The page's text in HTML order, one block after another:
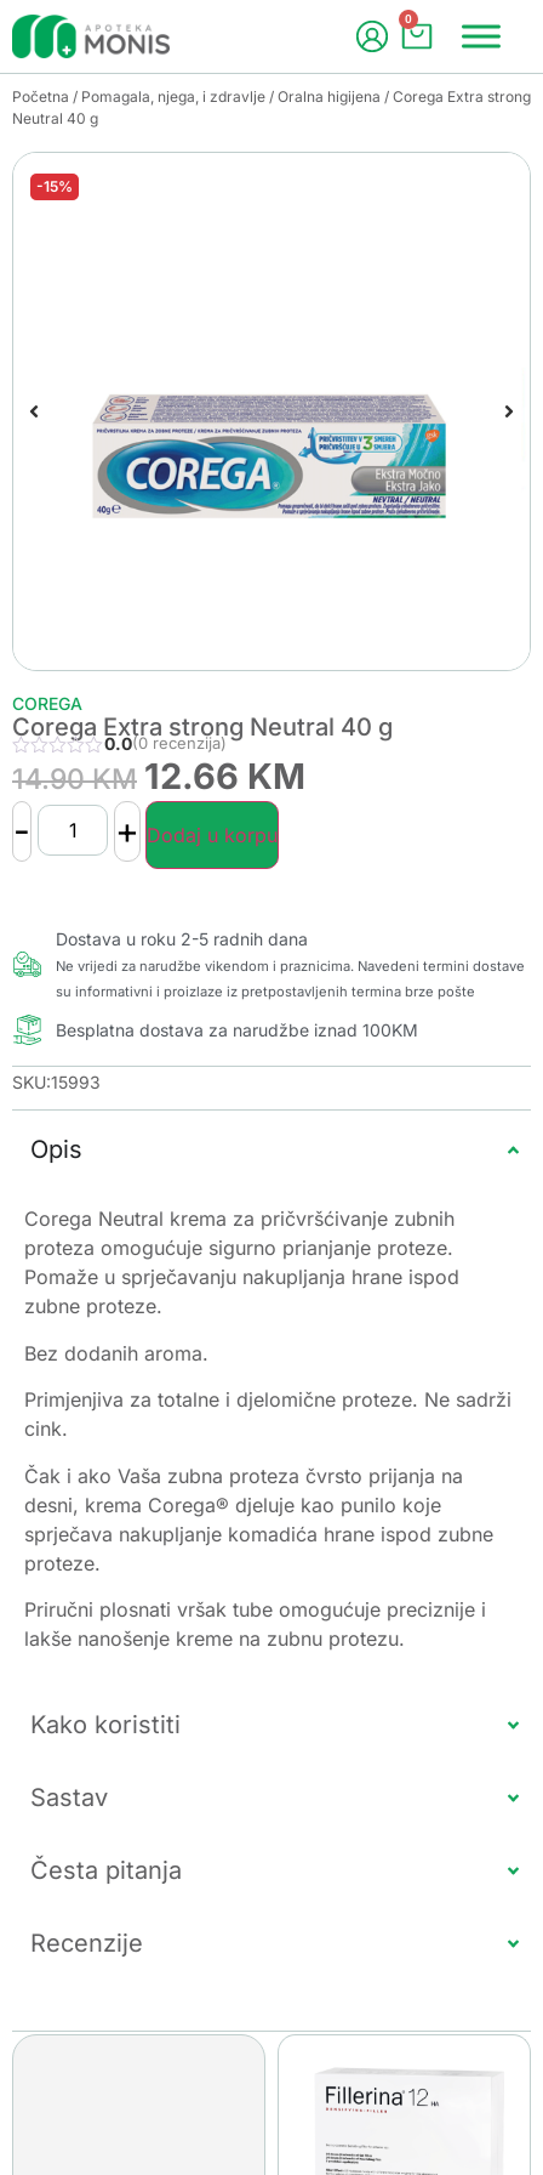
0
Početna / Pomagala, njega, i zdravlje / Oralna higijena / Corega Extra strong
Neutral 40 g
-15%
COREGA
Corega Extra strong Neutral 40 g
0.0(0 recenzija)
14.90KM 12.66 KM
- + Dodaj u korpu
Dostava u roku 2-5 radnih dana
Ne vrijedi za narudžbe vikendom i praznicima. Navedeni termini dostave
su informativni i proizlaze iz pretpostavljenih termina brze pošte
Besplatna dostava za narudžbe iznad 100KM
SKU:15993
Opis
Corega Neutral krema za pričvršćivanje zubnih
proteza omogućuje sigurno prianjanje proteze.
Pomaže u sprječavanju nakupljanja hrane ispod
zubne proteze.
Bez dodanih aroma.
Primjenjiva za totalne i djelomične proteze. Ne sadrži
cink.
Čak i ako Vaša zubna proteza čvrsto prijanja na
desni, krema Corega® djeluje kao punilo koje
sprječava nakupljanje komadića hrane ispod zubne
proteze.
Priručni plosnati vršak tube omogućuje preciznije i
lakše nanošenje kreme na zubnu protezu.
Kako koristiti
Sastav
Česta pitanja
Recenzije